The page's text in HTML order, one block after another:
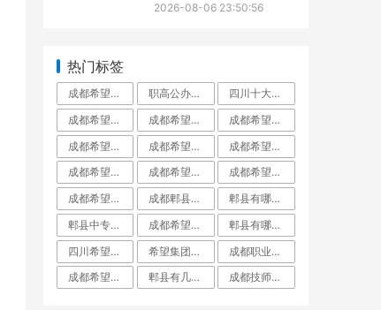
2026-08-06 23:50:56
热门标签
成都希望职业学校百度百科_成都希望职业学校官网 职高公办好还是民办好_职高公办好还是私立好呢
四川十大最好的职业学校四川十大职高学校排_四川十大最好的职业学校民办
成都希望职业学校是公立还是私立_成都希望职业学校到底有多坑
成都希望职业学校升学率如何就业保障_成都希望职业学校招生学费
成都希望学校是公办还是民办_成都希望学校百度百科
成都希望职业学校口碑好不好_成都希望职业学校民办
成都希望职业学校到底有多坑郫县希望职校坑_成都希望职业学校烹饪专业
成都希望职业学校有普高班吗_成都希望职业学校招生网
成都希望职业学校有哪些专业_成都希望职业学校
成都希望职业学校好不好学校到底怎么样_成都希望职业教育学校
成都希望职业学校招生代码51223_成都希望职业学校招生网
成都希望职业学校是技校吗_成都希望职业教育学校
成都郫县希望职业学校专业对口率就业分配工_成都郫县希望职业学校
郫县有哪些大专职业学校郫县职业学校一览表_郫县有哪些大专学校
郫县中专学校郫县中专职业学校有哪些_郫县中专学校有几所
成都希望职业学校名师指导_成都希望职业学校烹饪专业
郫县有哪些公办职业高中郫都有哪些公立职业_郫县有哪些公立职业高中学校
四川希望职业学校简介_四川希望职业学院
希望集团在成都的大专学校_希望集团成都有哪些学校
成都职业学校名单成都市职业学校排名_成都职业学校都有哪些
成都希望学院本科录取分数线_成都希望学院是几本
郫县有几所职高郫都职高有哪几所_郫县有几所职高学校 成都技师学院郫县红光校区_成都技师学院郫都校区